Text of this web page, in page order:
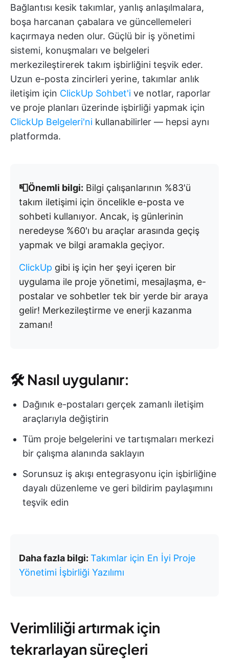
Bağlantısı kesik takımlar, yanlış anlaşılmalara,
boşa harcanan çabalara ve güncellemeleri
kaçırmaya neden olur. Güçlü bir iş yönetimi
sistemi, konuşmaları ve belgeleri
merkezileştirerek takım işbirliğini teşvik eder.
Uzun e-posta zincirleri yerine, takımlar anlık
iletişim için ClickUp Sohbet'i ve notlar, raporlar
ve proje planları üzerinde işbirliği yapmak için
ClickUp Belgeleri'ni kullanabilirler — hepsi aynı
platformda.
📮Önemli bilgi: Bilgi çalışanlarının %83'ü
takım iletişimi için öncelikle e-posta ve
sohbeti kullanıyor. Ancak, iş günlerinin
neredeyse %60'ı bu araçlar arasında geçiş
yapmak ve bilgi aramakla geçiyor.
ClickUp gibi iş için her şeyi içeren bir
uygulama ile proje yönetimi, mesajlaşma, e-
postalar ve sohbetler tek bir yerde bir araya
gelir! Merkezileştirme ve enerji kazanma
zamanı!
🛠 Nasıl uygulanır:
Dağınık e-postaları gerçek zamanlı iletişim
araçlarıyla değiştirin
Tüm proje belgelerini ve tartışmaları merkezi
bir çalışma alanında saklayın
Sorunsuz iş akışı entegrasyonu için işbirliğine
dayalı düzenleme ve geri bildirim paylaşımını
teşvik edin
Daha fazla bilgi: Takımlar için En İyi Proje
Yönetimi İşbirliği Yazılımı
Verimliliği artırmak için
tekrarlayan süreçleri